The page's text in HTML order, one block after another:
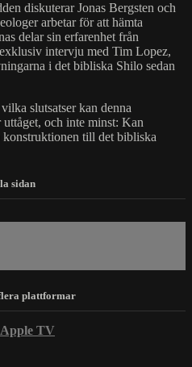
diskuterar Jonas Bergsten och
arbetar för att hämta
delar sin erfarenhet från
intervju med Tim Lopez,
i det bibliska Shilo sedan
slutsatser kan denna
och inte minst: Kan
till det bibliska
Apple TV